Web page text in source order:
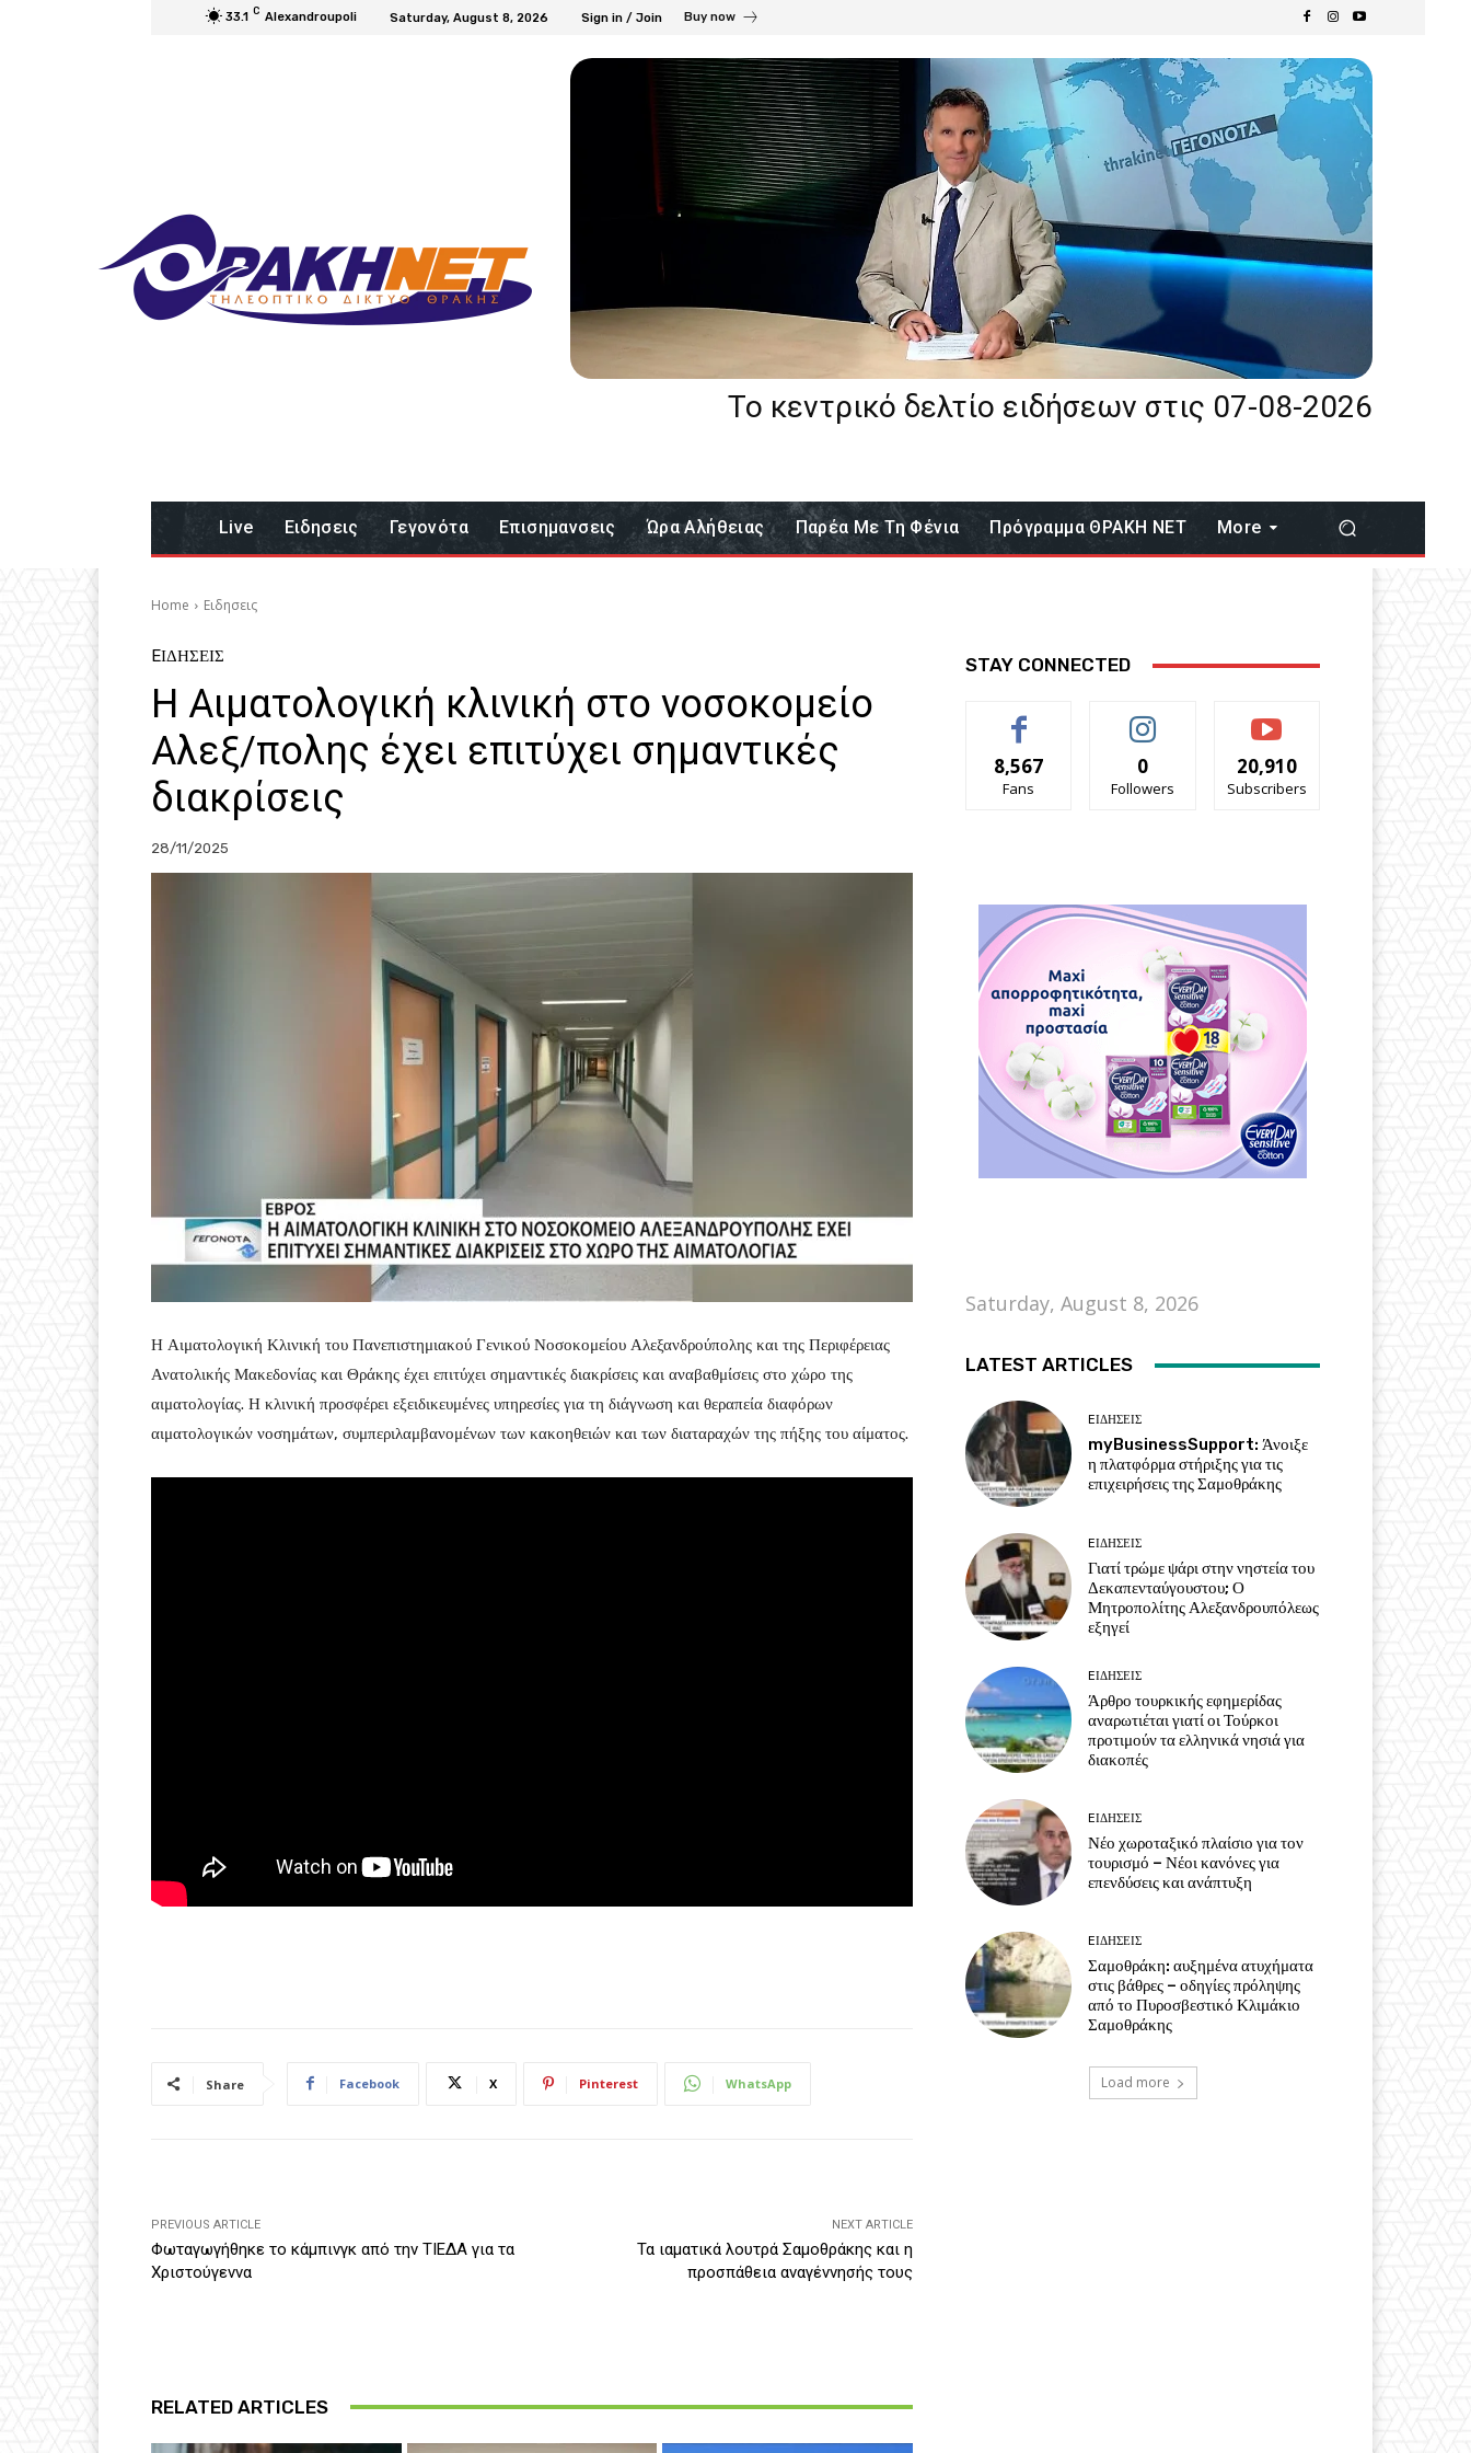
33.1 C Alexandroupoli Saturday, August 8, 2026 Sign in / Join Buy now
Το κεντρικό δελτίο ειδήσεων στις 07-08-2026
Live Eιδησεις Γεγονότα Επισημανσεις Ώρα Αλήθειας Παρέα Με Τη Φένια Πρόγραμμα ΘΡΑΚΗ ΝΕΤ More
Home Eιδησεις
EΙΔΗΣΕΙΣ
Η Αιματολογική κλινική στο νοσοκομείο
Αλεξ/πολης έχει επιτύχει σημαντικές
διακρίσεις
28/11/2025
Η Αιματολογική Κλινική του Πανεπιστημιακού Γενικού Νοσοκομείου Αλεξανδρούπολης και της Περιφέρειας
Ανατολικής Μακεδονίας και Θράκης έχει επιτύχει σημαντικές διακρίσεις και αναβαθμίσεις στο χώρο της
αιματολογίας. Η κλινική προσφέρει εξειδικευμένες υπηρεσίες για τη διάγνωση και θεραπεία διαφόρων
αιματολογικών νοσημάτων, συμπεριλαμβανομένων των κακοηθειών και των διαταραχών της πήξης του αίματος.
Share Facebook X Pinterest WhatsApp
PREVIOUS ARTICLE
Φωταγωγήθηκε το κάμπινγκ από την ΤΙΕΔΑ για τα
Χριστούγεννα
NEXT ARTICLE
Τα ιαματικά λουτρά Σαμοθράκης και η
προσπάθεια αναγέννησής τους
RELATED ARTICLES
STAY CONNECTED
8,567
Fans
0
Followers
20,910
Subscribers
Saturday, August 8, 2026
LATEST ARTICLES
EΙΔΗΣΕΙΣ
myBusinessSupport: Άνοιξε
η πλατφόρμα στήριξης για τις
επιχειρήσεις της Σαμοθράκης
EΙΔΗΣΕΙΣ
Γιατί τρώμε ψάρι στην νηστεία του
Δεκαπενταύγουστου; Ο
Μητροπολίτης Αλεξανδρουπόλεως
εξηγεί
EΙΔΗΣΕΙΣ
Άρθρο τουρκικής εφημερίδας
αναρωτιέται γιατί οι Τούρκοι
προτιμούν τα ελληνικά νησιά για
διακοπές
EΙΔΗΣΕΙΣ
Νέο χωροταξικό πλαίσιο για τον
τουρισμό – Νέοι κανόνες για
επενδύσεις και ανάπτυξη
EΙΔΗΣΕΙΣ
Σαμοθράκη: αυξημένα ατυχήματα
στις βάθρες – οδηγίες πρόληψης
από το Πυροσβεστικό Κλιμάκιο
Σαμοθράκης
Load more